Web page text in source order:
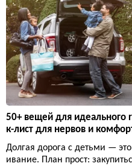
50+ вещей для идеального
к-лист для нервов и
Долгая дорога с детьми —
ивание. План прост: